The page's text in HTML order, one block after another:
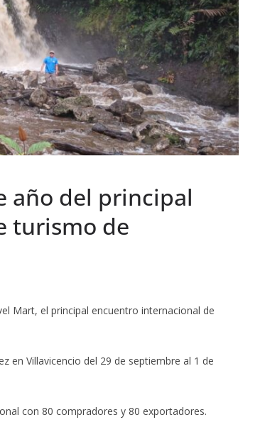
año del principal
turismo de
Mart, el principal encuentro internacional de
en Villavicencio del 29 de septiembre al 1 de
con 80 compradores y 80 exportadores.